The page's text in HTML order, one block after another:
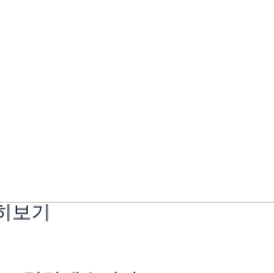
보기